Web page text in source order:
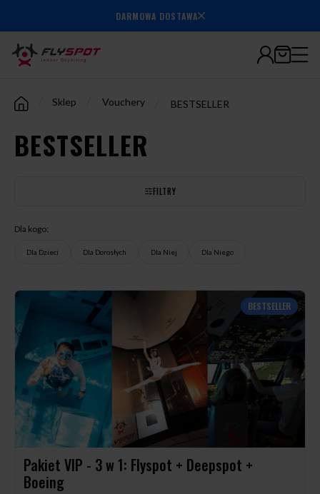
7.000.000+wylatanych
DARMOWA DOSTAWA
Sklep Vouchery BESTSELLER
BESTSELLER
FILTRY
Dla kogo:
Dla Dzieci Dla Dorosłych Dla Niej Dla Niego
BESTSELLER
Pakiet VIP - 3 w 1: Flyspot + Deepspot +
Boeing